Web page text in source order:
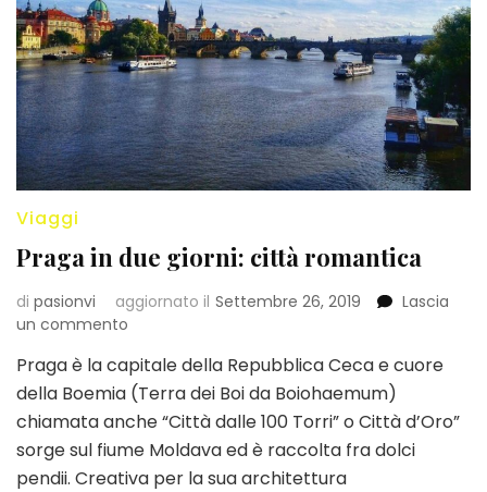
Viaggi
Praga in due giorni: città romantica
di pasionvi aggiornato il Settembre 26, 2019
Lascia
un commento
in
due
giorni:
romantica
Praga è la capitale della Repubblica Ceca e cuore
della Boemia (Terra dei Boi da Boiohaemum)
chiamata anche “Città dalle 100 Torri” o Città d’Oro”
sorge sul fiume Moldava ed è raccolta fra dolci
pendii. Creativa per la sua architettura